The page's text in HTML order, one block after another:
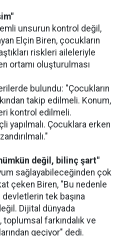
unsurun kontrol değil,
Elçin Biren, çocukların
riskleri aileleriyle
ortamı oluşturulması
bulundu: "Çocukların
takip edilmeli. Konum,
kontrol edilmeli.
yapılmalı. Çocuklara erken
değil, bilinç şart"
sağlayabileceğinden çok
çeken Biren, "Bu nedenle
tek başına
Dijital dünyada
toplumsal farkındalık ve
geçiyor" dedi.